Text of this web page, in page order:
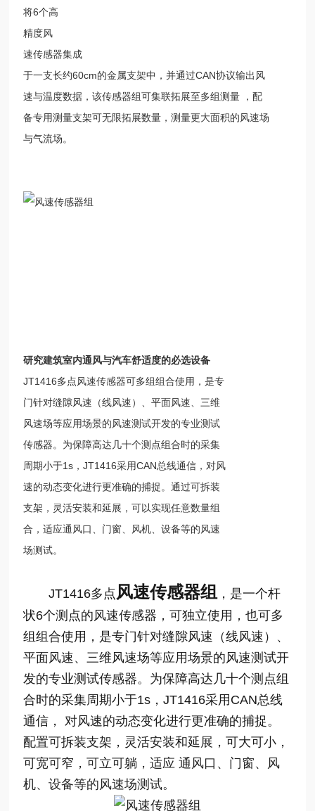
将6个高
精度风
速传感器集成
于一支长约60cm的金属支架中，并通过CAN协议输出风
速与温度数据，该传感器组可集联拓展至多组测量 ，配
备专用测量支架可无限拓展数量，测量更大面积的风速场
与气流场。
研究建筑室内通风与汽车舒适度的必选设备
JT1416多点风速传感器可多组组合使用，是专
门针对缝隙风速（线风速）、平面风速、三维
风速场等应用场景的风速测试开发的专业测试
传感器。为保障高达几十个测点组合时的采集
周期小于1s，JT1416采用CAN总线通信，对风
速的动态变化进行更准确的捕捉。通过可拆装
支架，灵活安装和延展，可以实现任意数量组
合，适应通风口、门窗、风机、设备等的风速
场测试。
JT1416多点 风速传感器组
，是一个杆
状6个测点的风速传感器，可独立使用，也可多
组组合使用，是专门针对缝隙风速（线风速）、
平面风速、三维风速场等应用场景的风速测试开
发的专业测试传感器。为保障高达几十个测点组
合时的采集周期小于1s，JT1416采用CAN总线
通信， 对风速的动态变化进行更准确的捕捉。
配置可拆装支架，灵活安装和延展，可大可小，
可宽可窄，可立可躺，适应 通风口、门窗、风
机、设备等的风速场测试。